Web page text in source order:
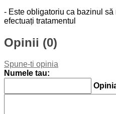
- Este obligatoriu ca bazinul
efectuați tratamentul
Opinii (0)
Spune-ti opinia
Numele tau: